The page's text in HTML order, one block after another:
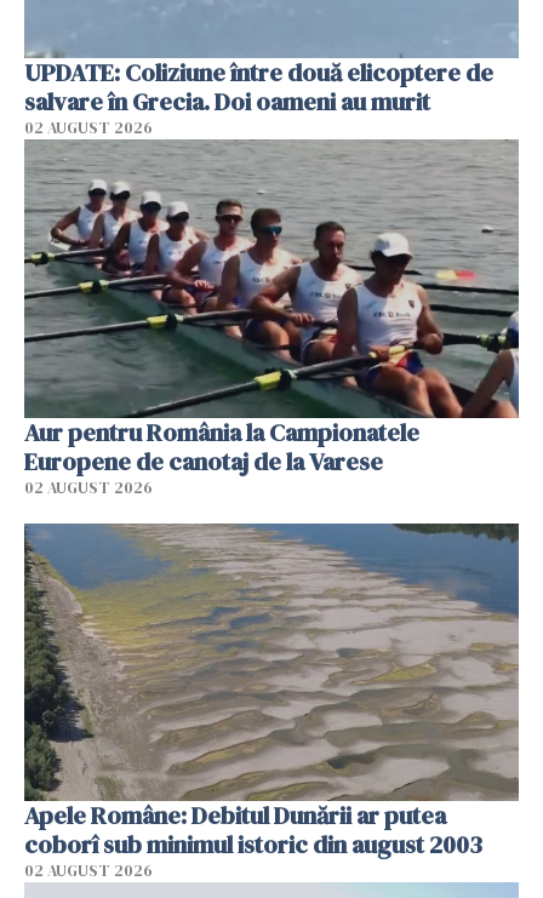
UPDATE: Coliziune între două elicoptere de
salvare în Grecia. Doi oameni au murit
02 AUGUST 2026
Aur pentru România la Campionatele
Europene de canotaj de la Varese
02 AUGUST 2026
Apele Române: Debitul Dunării ar putea
coborî sub minimul istoric din august 2003
02 AUGUST 2026